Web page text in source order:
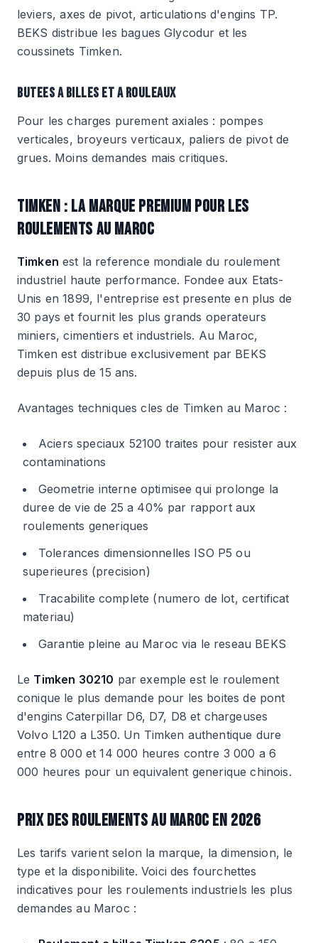
leviers, axes de pivot, articulations d'engins TP.
BEKS distribue les bagues Glycodur et les
coussinets Timken.
BUTEES A BILLES ET A ROULEAUX
Pour les charges purement axiales : pompes
verticales, broyeurs verticaux, paliers de pivot de
grues. Moins demandes mais critiques.
TIMKEN : LA MARQUE PREMIUM POUR LES
ROULEMENTS AU MAROC
Timken est la reference mondiale du roulement
industriel haute performance. Fondee aux Etats-
Unis en 1899, l'entreprise est presente en plus de
30 pays et fournit les plus grands operateurs
miniers, cimentiers et industriels. Au Maroc,
Timken est distribue exclusivement par BEKS
depuis plus de 15 ans.
Avantages techniques cles de Timken au Maroc :
Aciers speciaux 52100 traites pour resister aux
contaminations
Geometrie interne optimisee qui prolonge la
duree de vie de 25 a 40% par rapport aux
roulements generiques
Tolerances dimensionnelles ISO P5 ou
superieures (precision)
Tracabilite complete (numero de lot, certificat
materiau)
Garantie pleine au Maroc via le reseau BEKS
Le Timken 30210 par exemple est le roulement
conique le plus demande pour les boites de pont
d'engins Caterpillar D6, D7, D8 et chargeuses
Volvo L120 a L350. Un Timken authentique dure
entre 8 000 et 14 000 heures contre 3 000 a 6
000 heures pour un equivalent generique chinois.
PRIX DES ROULEMENTS AU MAROC EN 2026
Les tarifs varient selon la marque, la dimension, le
type et la disponibilite. Voici des fourchettes
indicatives pour les roulements industriels les plus
demandes au Maroc :